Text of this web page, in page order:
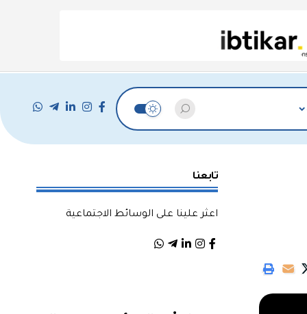
تابعنا
اعثر علينا على الوسائط الاجتماعية